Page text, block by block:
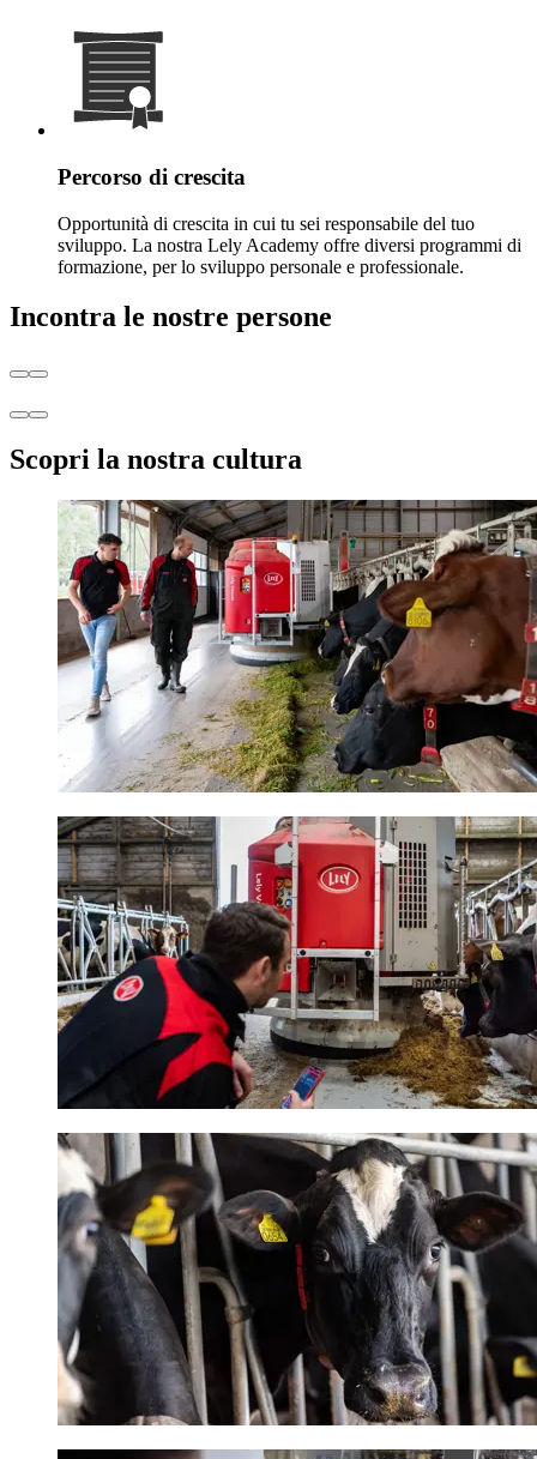
Percorso di crescita
Opportunità di crescita in cui tu sei responsabile del tuo
sviluppo. La nostra Lely Academy offre diversi programmi di
formazione, per lo sviluppo personale e professionale.
Incontra le nostre persone
Scopri la nostra cultura